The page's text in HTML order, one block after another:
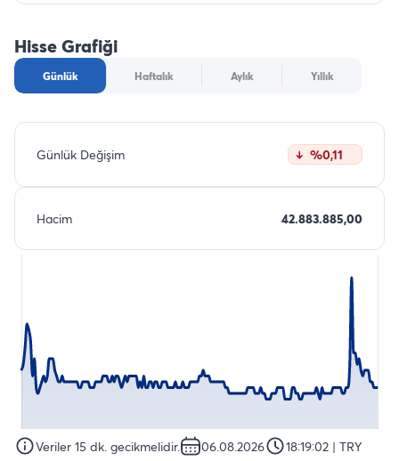
Hisse Grafiği
Günlük Haftalık Aylık Yıllık
Günlük Değişim %0,11
Hacim 42.883.885,00
Veriler 15 dk. gecikmelidir. 06.08.2026 18:19:02 | TRY